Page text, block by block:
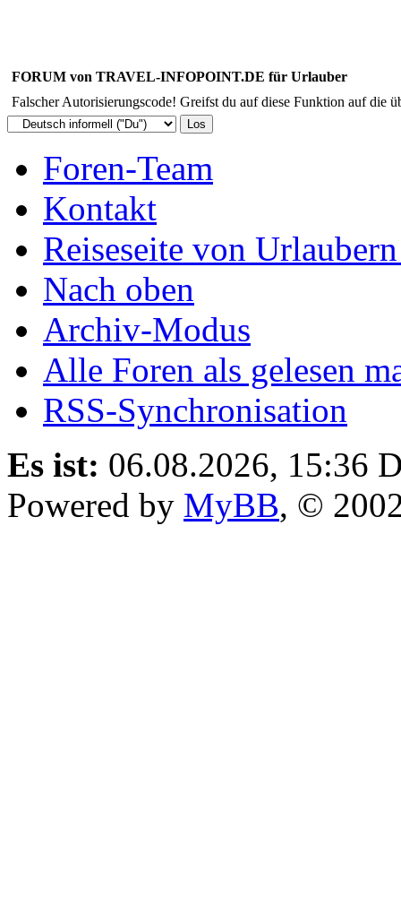
FORUM von TRAVEL-INFOPOINT.DE für Urlauber
Falscher Autorisierungscode! Greifst du auf diese Funktion auf die
Foren-Team
Kontakt
Reiseseite von
Nach oben
Archiv-Modus
Alle Foren als gelesen
RSS-Synchronisation
Es ist: 06.08.2026, 15:36
Powered by MyBB, ©